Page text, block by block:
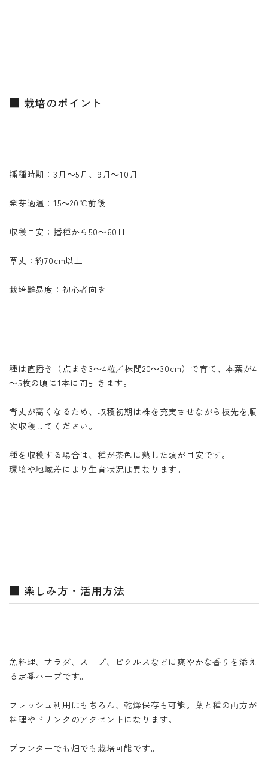
■ 栽培のポイント
播種時期：3月～5月、9月～10月
発芽適温：15～20℃前後
収穫目安：播種から50～60日
草丈：約70cm以上
栽培難易度：初心者向き
種は直播き（点まき3～4粒／株間20～30cm）で育て、本葉が4
～5枚の頃に1本に間引きます。
背丈が高くなるため、収穫初期は株を充実させながら枝先を順
次収穫してください。
種を収穫する場合は、種が茶色に熟した頃が目安です。
環境や地域差により生育状況は異なります。
■ 楽しみ方・活用方法
魚料理、サラダ、スープ、ピクルスなどに爽やかな香りを添え
る定番ハーブです。
フレッシュ利用はもちろん、乾燥保存も可能。葉と種の両方が
料理やドリンクのアクセントになります。
プランターでも畑でも栽培可能です。